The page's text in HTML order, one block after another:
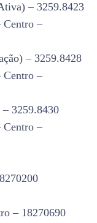
– 3259.8423
Centro –
– 3259.8428
Centro –
3259.8430
Centro –
– 18270690